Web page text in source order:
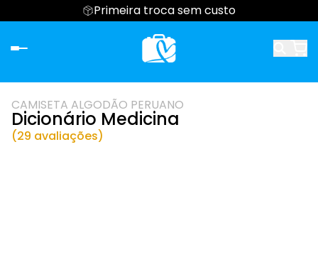
Primeira troca sem custo
CAMISETA ALGODÃO PERUANO
Dicionário Medicina
(29 avaliações)